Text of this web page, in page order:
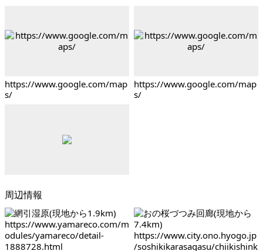
https://www.google.com/map
s/
https://www.google.com/map
s/
周辺情報